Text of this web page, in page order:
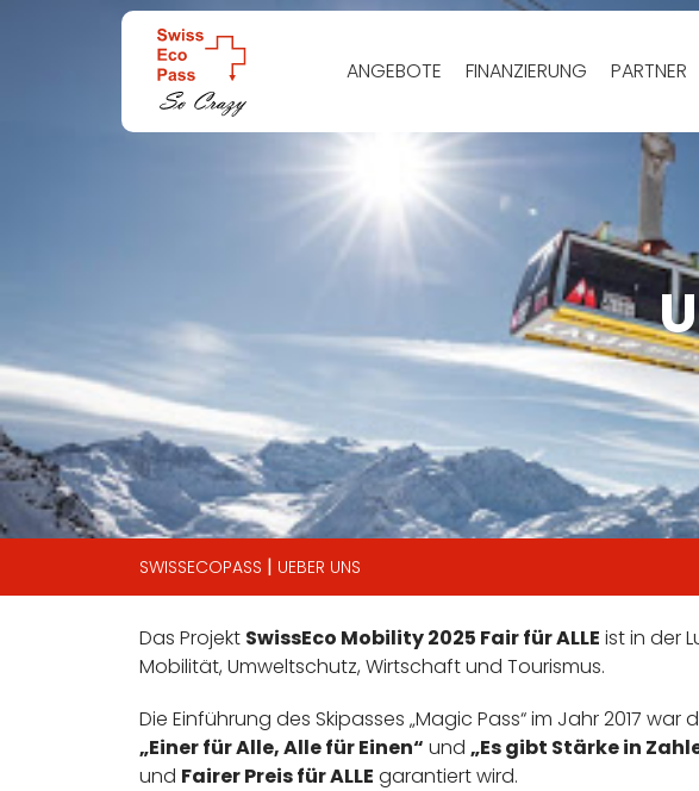
ANGEBOTE FINANZIERUNG PARTNER
SWISSECOPASS | UEBER UNS
Das Projekt SwissEco Mobility 2025 Fair für ALLE ist in der
Mobilität, Umweltschutz, Wirtschaft und Tourismus.
Die Einführung des Skipasses „Magic Pass“ im Jahr 2017
„Einer für Alle, Alle für Einen“ und „Es gibt Stärke in
und Fairer Preis für ALLE garantiert wird.